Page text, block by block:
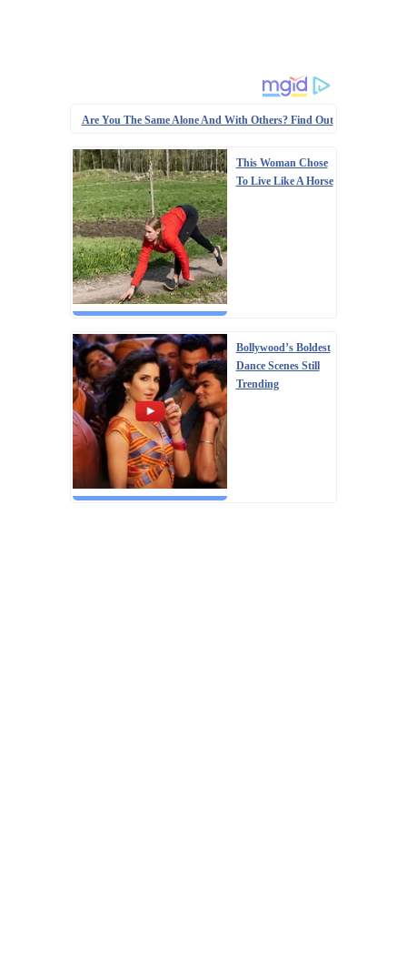
Are You The Same Alone And With Others? Find Out
This Woman Chose
To Live Like A Horse
Bollywood’s Boldest
Dance Scenes Still
Trending